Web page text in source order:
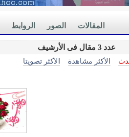
الروابط الصور المقالات
عدد 3 مقال فى الأرشيف
الأكثر مشاهدة الأكثر تصويتا